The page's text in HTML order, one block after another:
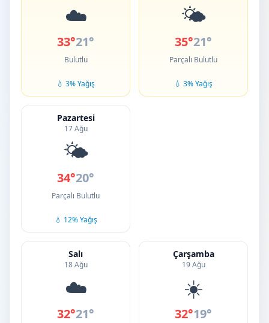
☁️
33°21°
Bulutlu
💧 3% Yağış
🌤️
35°21°
Parçalı Bulutlu
💧 3% Yağış
Pazartesi
17 Ağu
🌤️
34°20°
Parçalı Bulutlu
💧 12% Yağış
Salı
18 Ağu
☁️
32°21°
Çarşamba
19 Ağu
☀️
32°19°